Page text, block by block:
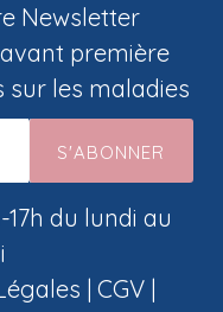
Newsletter
première
sur les maladies
S'ABONNER
du lundi au
| CGV|